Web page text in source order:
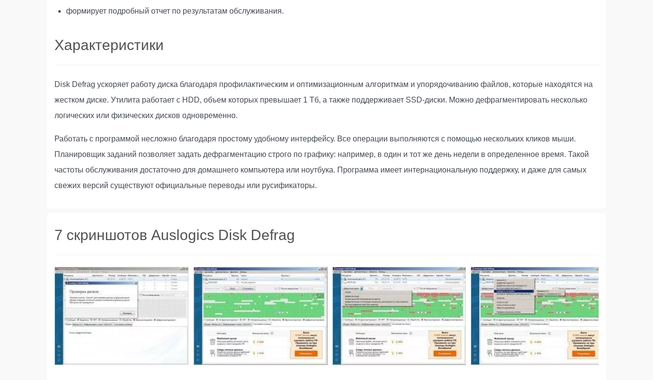
формирует подробный отчет по результатам обслуживания.
Характеристики
Disk Defrag ускоряет работу диска благодаря профилактическим и оптимизационным алгоритмам и упорядочиванию файлов, которые находятся на
жестком диске. Утилита работает с HDD, объем которых превышает 1 Тб, а также поддерживает SSD-диски. Можно дефрагментировать несколько
логических или физических дисков одновременно.
Работать с программой несложно благодаря простому удобному интерфейсу. Все операции выполняются с помощью нескольких кликов мыши.
Планировщик заданий позволяет задать дефрагментацию строго по графику: например, в один и тот же день недели в определенное время. Такой
частоты обслуживания достаточно для домашнего компьютера или ноутбука. Программа имеет интернациональную поддержку, и даже для самых
свежих версий существуют официальные переводы или русификаторы.
7 скриншотов Auslogics Disk Defrag